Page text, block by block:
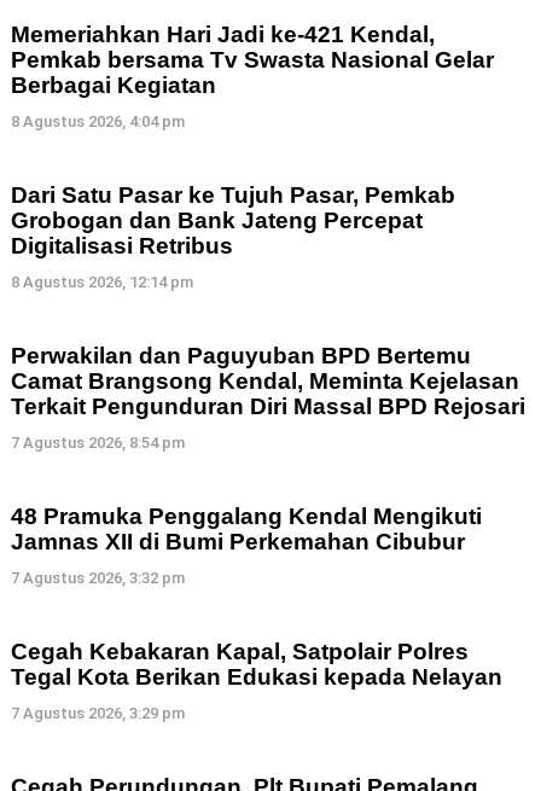
Memeriahkan Hari Jadi ke-421 Kendal,
Pemkab bersama Tv Swasta Nasional Gelar
Berbagai Kegiatan
8 Agustus 2026, 4:04 pm
Dari Satu Pasar ke Tujuh Pasar, Pemkab
Grobogan dan Bank Jateng Percepat
Digitalisasi Retribus
8 Agustus 2026, 12:14 pm
Perwakilan dan Paguyuban BPD Bertemu
Camat Brangsong Kendal, Meminta Kejelasan
Terkait Pengunduran Diri Massal BPD Rejosari
7 Agustus 2026, 8:54 pm
48 Pramuka Penggalang Kendal Mengikuti
Jamnas XII di Bumi Perkemahan Cibubur
7 Agustus 2026, 3:32 pm
Cegah Kebakaran Kapal, Satpolair Polres
Tegal Kota Berikan Edukasi kepada Nelayan
7 Agustus 2026, 3:29 pm